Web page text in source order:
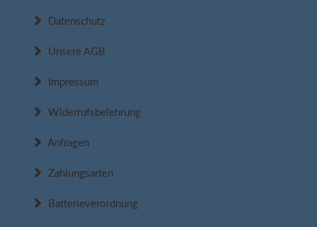
Datenschutz
Unsere AGB
Impressum
Widerrufsbelehrung
Anfragen
Zahlungsarten
Batterieverordnung